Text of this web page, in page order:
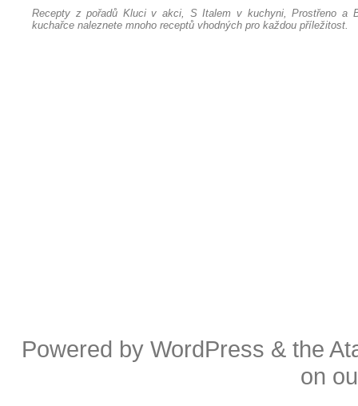
Recepty z pořadů Kluci v akci, S Italem v kuchyni, Prostřeno a
kuchařce naleznete mnoho receptů vhodných pro každou příležitost.
Powered byWordPress & the
on